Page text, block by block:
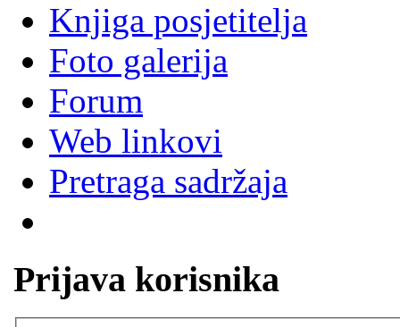
Knjiga posjetitelja
Foto galerija
Forum
Web linkovi
Pretraga sadržaja
Prijava korisnika